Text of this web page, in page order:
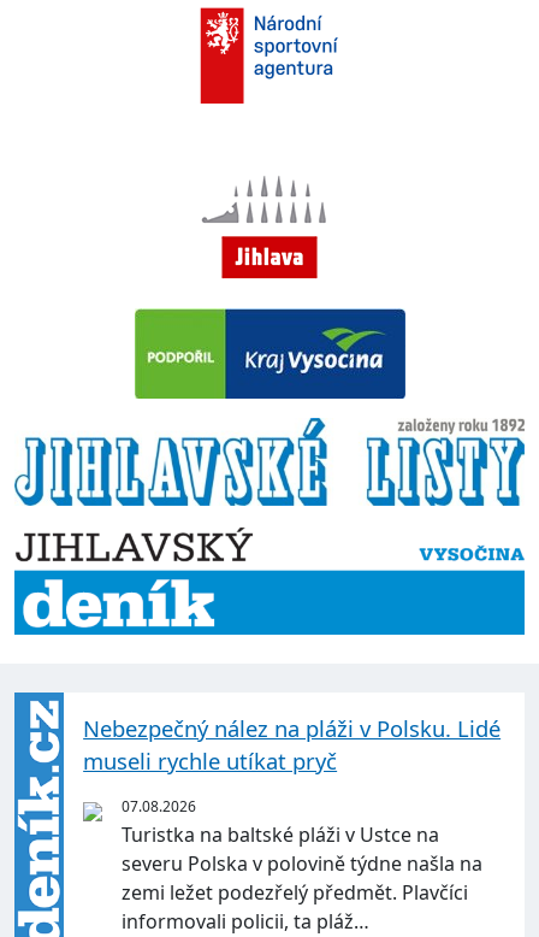
Nebezpečný nález na pláži v Polsku. Lidé
museli rychle utíkat pryč
07.08.2026
Turistka na baltské pláži v Ustce na
severu Polska v polovině týdne našla na
zemi ležet podezřelý předmět. Plavčíci
informovali policii, ta pláž…